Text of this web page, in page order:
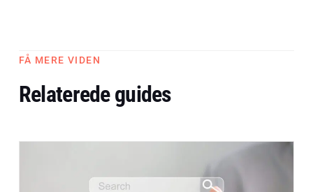
FÅ MERE VIDEN
Relaterede guides